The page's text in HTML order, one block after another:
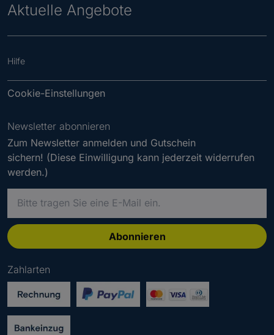
Aktuelle Angebote
Hilfe
Cookie-Einstellungen
Newsletter abonnieren
Zum Newsletter anmelden und Gutschein
sichern! (Diese Einwilligung kann jederzeit widerrufen
werden.)
t
e
e
n
Abonnieren
Zahlarten